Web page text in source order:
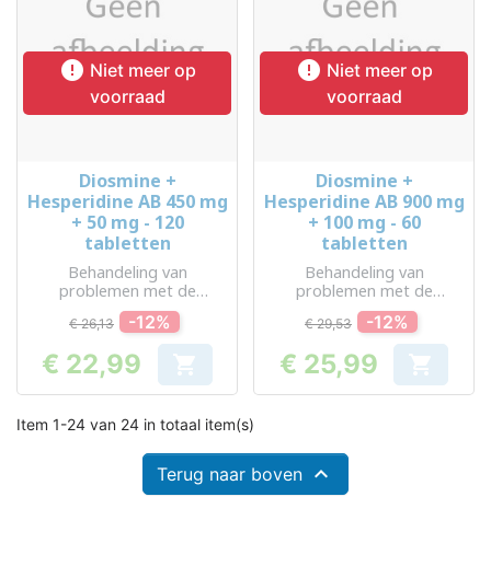
 Niet meer op
voorraad
Diosmine +
Hesperidine AB 450 mg
+ 50 mg - 120
tabletten
Behandeling van
problemen met de
bloedsomloop en
aambeien
€ 26,13 -12%
Prijs
€ 22,99 
 Niet meer op
voorraad
Diosmine +
Hesperidine AB 900 mg
+ 100 mg - 60
tabletten
Behandeling van
problemen met de
bloedsomloop en
aambeien
€ 29,53 -12%
Prijs
€ 25,99 
Item 1-24 van 24 in totaal item(s)
Terug naar boven 